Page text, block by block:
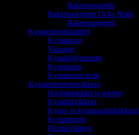
Rakennusgeelit
Rakennekynnet Ocho Nails
Rakennusgeelit
Kynsienhoitolaitteet
Kynsiporat
Varaosat
Kynsipölynimurit
Kynsiuunit
Kynsiporan terät
Kynsienhoitotarvikkeet
Harjoituskädet ja sormet
Kynsitarvikkeet
Kynsi- ja kynsinauhaleikkurit
Kynsimuotit
Pientarvikkeet